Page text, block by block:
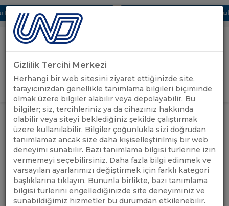
UBAK Bölümü Hakkında UND, Yunanistan Vize
Uluslararası Nakliyeciler Derneği
GİRİŞ YAP
ANASAYFA /
UND'DEN
HABERLER
/ KONYA BÖLGE ÇALIŞMA GRUBU
TOPLANTISI GERÇEKLEŞTİRİLDİ
KONYA BÖLGE ÇALIŞMA
GRUBU TOPLANTISI
GERÇEKLEŞTİRİLDİ
Gizlilik Tercihi Merkezi
Herhangi bir web sitesini ziyaret ettiğinizde site,
tarayıcınızdan genellikle tanımlama bilgileri biçiminde
olmak üzere bilgiler alabilir veya depolayabilir. Bu
bilgiler; siz, tercihleriniz ya da cihazınız hakkında
olabilir veya siteyi beklediğiniz şekilde çalıştırmak
üzere kullanılabilir. Bilgiler çoğunlukla sizi doğrudan
tanımlamaz ancak size daha kişiselleştirilmiş bir web
deneyimi sunabilir. Bazı tanımlama bilgisi türlerine izin
vermemeyi seçebilirsiniz. Daha fazla bilgi edinmek ve
varsayılan ayarlarımızı değiştirmek için farklı kategori
başlıklarına tıklayın. Bununla birlikte, bazı tanımlama
bilgisi türlerini engellediğinizde site deneyiminiz ve
sunabildiğimiz hizmetler bu durumdan etkilenebilir.